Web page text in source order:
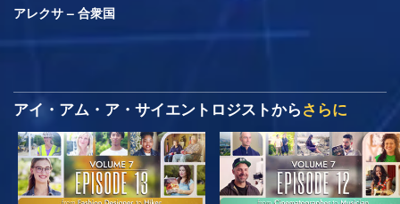
アレクサ – 合衆国
アイ・アム・ア・サイエントロジストからさらに